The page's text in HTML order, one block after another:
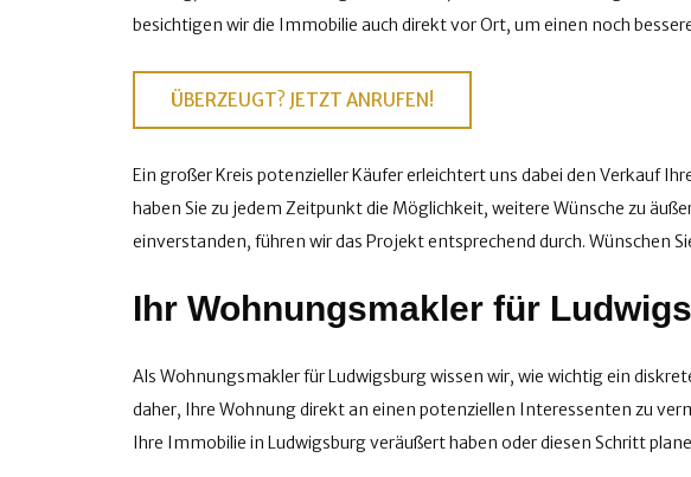
besichtigen wir die Immobilie auch direkt vor Ort, um einen noch
ÜBERZEUGT? JETZT ANRUFEN!
Ein großer Kreis potenzieller Käufer erleichtert uns dabei den Verkauf
haben Sie zu jedem Zeitpunkt die Möglichkeit, weitere Wünsche zu
einverstanden, führen wir das Projekt entsprechend durch. Wünschen
Ihr Wohnungsmakler für
Als Wohnungsmakler für Ludwigsburg wissen wir, wie wichtig ein
daher, Ihre Wohnung direkt an einen potenziellen Interessenten zu
Ihre Immobilie in Ludwigsburg veräußert haben oder diesen Schritt